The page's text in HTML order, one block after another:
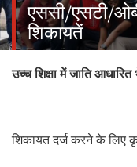
एससी/एसटी/
शिकायतें
उच्च शिक्षा में जाति
शिकायत दर्ज करने के लिए